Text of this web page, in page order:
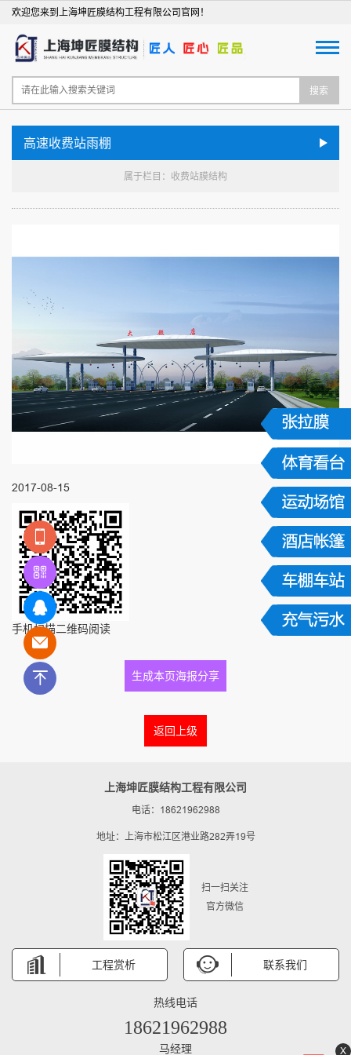
欢迎您来到上海坤匠膜结构工程有限公司官网！
搜索
高速收费站雨棚
属于栏目：收费站膜结构
2017-08-15
手机扫描二维码阅读
生成本页海报分享
返回上级
上海坤匠膜结构工程有限公司
电话：18621962988
地址：上海市松江区港业路282弄19号
扫一扫关注
官方微信
工程赏析 联系我们
热线电话
18621962988
马经理 X